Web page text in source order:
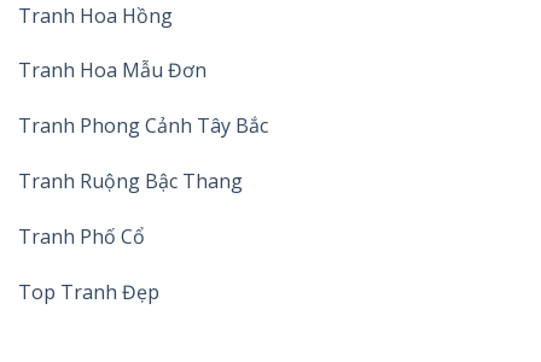
Tranh Hoa Hồng
Tranh Hoa Mẫu Đơn
Tranh Phong Cảnh Tây Bắc
Tranh Ruộng Bậc Thang
Tranh Phố Cổ
Top Tranh Đẹp